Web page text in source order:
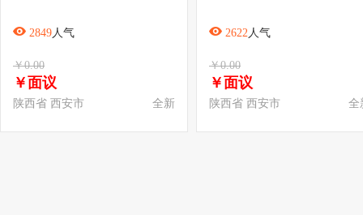
2849 人气
￥0.00
￥面议
陕西省 西安市 全新
2622 人气
￥0.00
￥面议
陕西省 西安市 全